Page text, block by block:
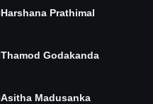
Harshana Prathimal
Thamod Godakanda
Asitha Madusanka